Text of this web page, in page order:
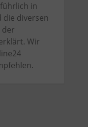
in
die diversen
der
Wir